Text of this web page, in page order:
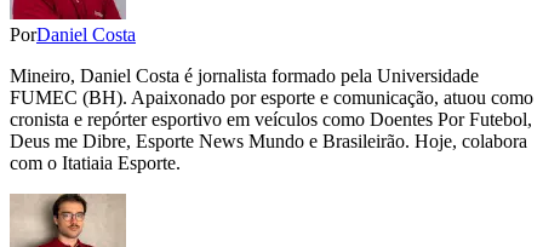
PorDaniel Costa
Mineiro, Daniel Costa é jornalista formado pela Universidade
FUMEC (BH). Apaixonado por esporte e comunicação, atuou como
cronista e repórter esportivo em veículos como Doentes Por Futebol,
Deus me Dibre, Esporte News Mundo e Brasileirão. Hoje, colabora
com o Itatiaia Esporte.